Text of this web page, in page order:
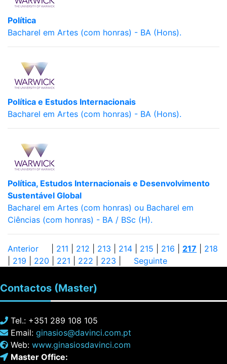
Política
Bacharel em Artes (com honras) - BA (Hons).
Política e Estudos Internacionais
Bacharel em Artes (com honras) - BA (Hons).
Política, Estudos Internacionais e Desenvolvimento
Sustentável Global
Bacharel em Artes (com honras) ou Bacharel em
Ciências (com honras) - BA / BSc (H).
Anterior 211 212 213 214 215 216 217
218
219 220 221 222 223 Seguinte
Contactos (Master)
Tel.: +351 289 108 105
Email: ginasios@davinci.com.pt
Web: www.ginasiosdavinci.com
Master Office: